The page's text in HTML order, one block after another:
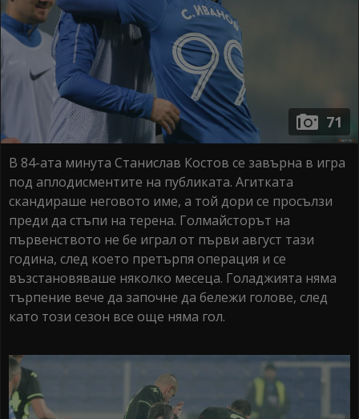
71
В 84-ата минута Станислав Костов се завърна в игра
под аплодисментите на публиката. Агитката
скандираше неговото име, а той дори се просълзи
преди да стъпи на терена. Голмайсторът на
първенството не бе играл от първи август тази
година, след което претърпя операция и се
възстановяваше няколко месеца. Голаджията няма
търпение вече да започне да бележи голове, след
като този сезон все още няма гол.